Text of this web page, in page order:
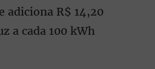
R$ 14,20
a cada 100 kWh